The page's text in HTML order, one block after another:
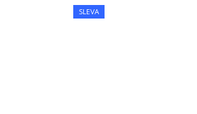
SLEVA